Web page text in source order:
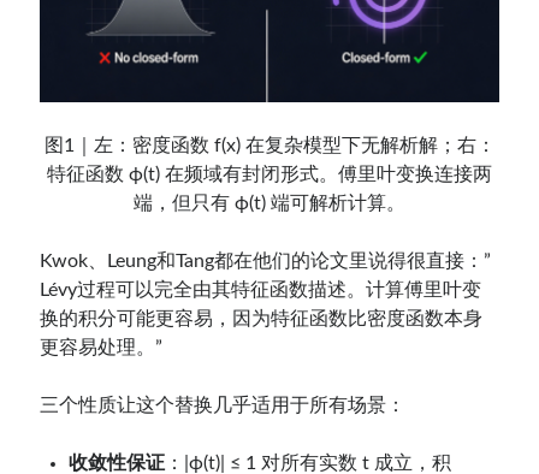
图1｜左：密度函数 f(x) 在复杂模型下无解析解；右：
特征函数 ϕ(t) 在频域有封闭形式。傅里叶变换连接两
端，但只有 ϕ(t) 端可解析计算。
Kwok、Leung和Tang都在他们的论文里说得很直接：”
Lévy过程可以完全由其特征函数描述。计算傅里叶变
换的积分可能更容易，因为特征函数比密度函数本身
更容易处理。”
三个性质让这个替换几乎适用于所有场景：
收敛性保证 ：|ϕ(t)| ≤ 1 对所有实数 t 成立，积